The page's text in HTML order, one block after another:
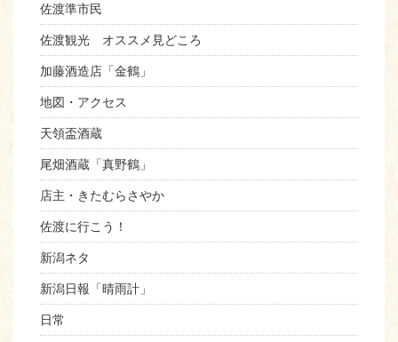
佐渡準市民
佐渡観光 オススメ見どころ
加藤酒造店「金鶴」
地図・アクセス
天領盃酒蔵
尾畑酒蔵「真野鶴」
店主・きたむらさやか
佐渡に行こう！
新潟ネタ
新潟日報「晴雨計」
日常